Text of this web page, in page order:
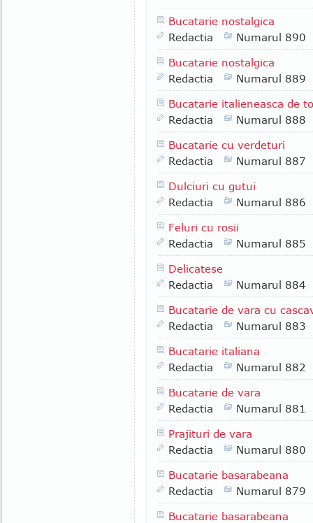
Bucatarie nostalgica
Redactia
Numarul 890
Bucatarie nostalgica
Redactia
Numarul 889
Bucatarie italieneasca de
Redactia
Numarul 888
Bucatarie cu verdeturi
Redactia
Numarul 887
Dulciuri cu gutui
Redactia
Numarul 886
Feluri cu rosii
Redactia
Numarul 885
Delicatese
Redactia
Numarul 884
Bucatarie de vara cu
Redactia
Numarul 883
Bucatarie italiana
Redactia
Numarul 882
Bucatarie de vara
Redactia
Numarul 881
Prajituri de vara
Redactia
Numarul 880
Bucatarie basarabeana
Redactia
Numarul 879
Bucatarie basarabeana